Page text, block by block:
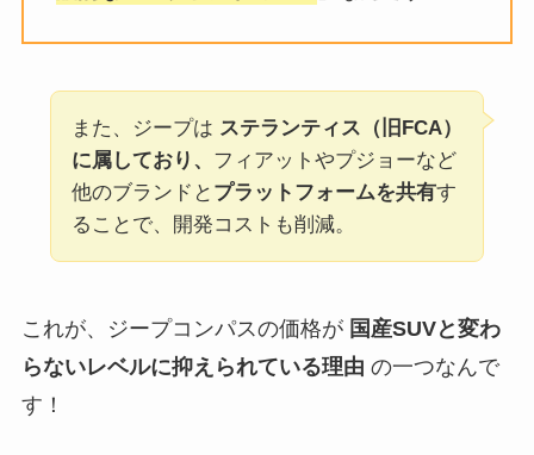
また、ジープは ステランティス（旧FCA）
に属しており、 フィアットやプジョーなど
他のブランドと プラットフォームを共有す
ることで、開発コストも削減。
これが、ジープコンパスの価格が 国産SUVと変わ
らないレベルに抑えられている理由 の一つなんで
す！